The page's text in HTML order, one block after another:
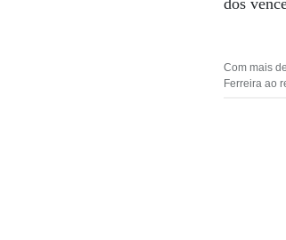
dos
Com mais
Ferreira ao